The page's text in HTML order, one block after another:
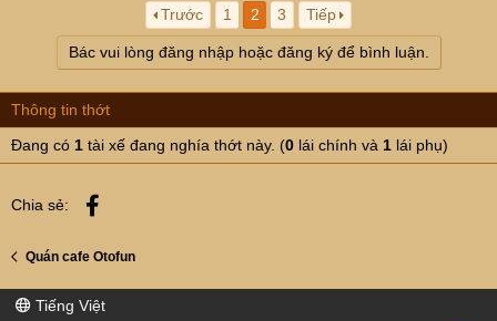
Trước 1 2 3 Tiếp
Bác vui lòng đăng nhập hoặc đăng ký để bình luận.
Thông tin thớt
Đang có 1 tài xế đang nghía thớt này. (0 lái chính và 1 lái phụ)
Chia sẻ:
Quán cafe Otofun
Tiếng Việt